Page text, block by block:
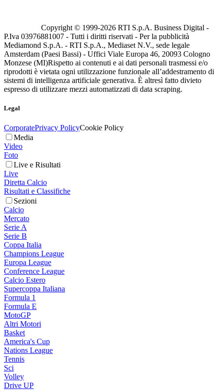
Copyright © 1999-2026 RTI S.p.A. Business Digital -
P.Iva 03976881007 - Tutti i diritti riservati - Per la pubblicità
Mediamond S.p.A. - RTI S.p.A., Mediaset N.V., sede legale
Amsterdam (Paesi Bassi) - Uffici Viale Europa 46, 20093 Cologno
Monzese (MI)Rispetto ai contenuti e ai dati personali trasmessi e/o
riprodotti è vietata ogni utilizzazione funzionale all’addestramento di
sistemi di intelligenza artificiale generativa. È altresì fatto divieto
espresso di utilizzare mezzi automatizzati di data scraping.
Legal
CorporatePrivacy PolicyCookie Policy
Media
Video
Foto
Live e Risultati
Live
Diretta Calcio
Risultati e Classifiche
Sezioni
Calcio
Mercato
Serie A
Serie B
Coppa Italia
Champions League
Europa League
Conference League
Calcio Estero
Supercoppa Italiana
Formula 1
Formula E
MotoGP
Altri Motori
Basket
America's Cup
Nations League
Tennis
Sci
Volley
Drive UP